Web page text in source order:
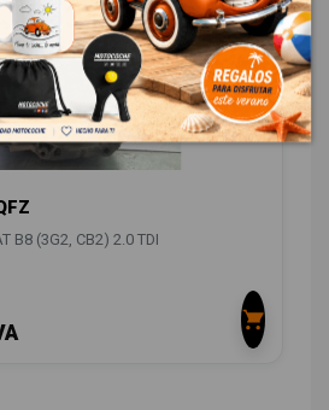
B8 (3G2, CB2) 2.0 TDI